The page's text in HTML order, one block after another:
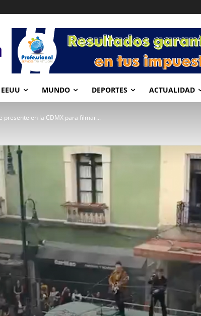
EEUU MUNDO DEPORTES ACTUALIDAD
presente en la CDMX para filmar...